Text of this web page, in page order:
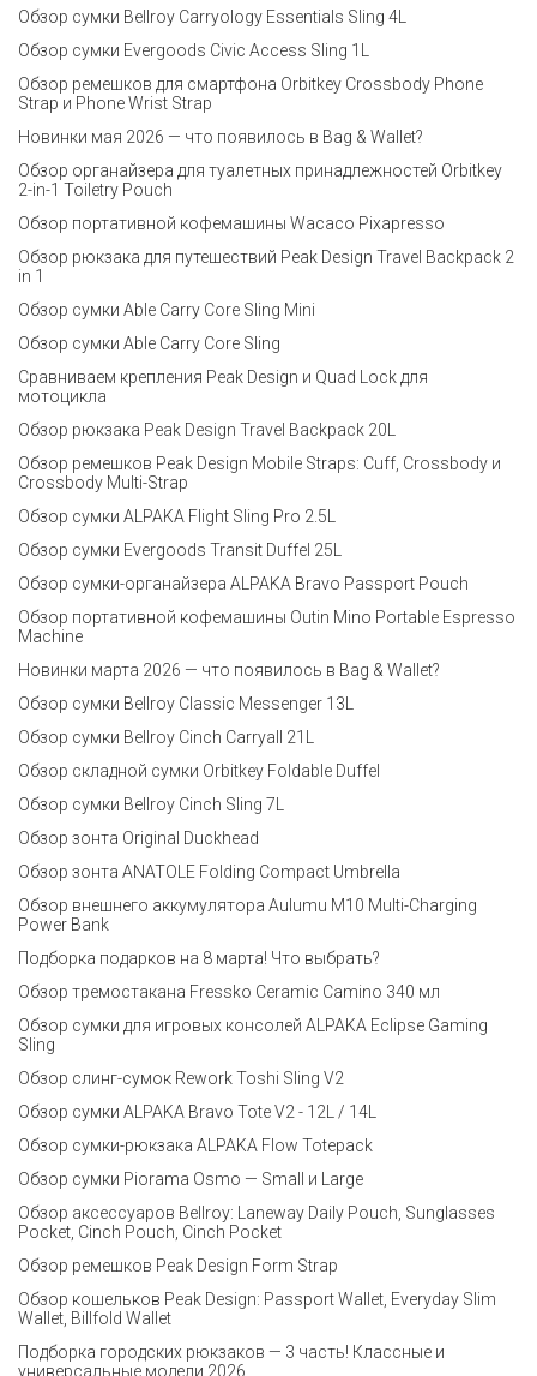
Обзор сумки Bellroy Carryology Essentials Sling 4L
Обзор сумки Evergoods Civic Access Sling 1L
Обзор ремешков для смартфона Orbitkey Crossbody Phone
Strap и Phone Wrist Strap
Новинки мая 2026 — что появилось в Bag & Wallet?
Обзор органайзера для туалетных принадлежностей Orbitkey
2-in-1 Toiletry Pouch
Обзор портативной кофемашины Wacaco Pixapresso
Обзор рюкзака для путешествий Peak Design Travel Backpack 2
in 1
Обзор сумки Able Carry Core Sling Mini
Обзор сумки Able Carry Core Sling
Сравниваем крепления Peak Design и Quad Lock для
мотоцикла
Обзор рюкзака Peak Design Travel Backpack 20L
Обзор ремешков Peak Design Mobile Straps: Cuff, Crossbody и
Crossbody Multi-Strap
Обзор сумки ALPAKA Flight Sling Pro 2.5L
Обзор сумки Evergoods Transit Duffel 25L
Обзор сумки-органайзера ALPAKA Bravo Passport Pouch
Обзор портативной кофемашины Outin Mino Portable Espresso
Machine
Новинки марта 2026 — что появилось в Bag & Wallet?
Обзор сумки Bellroy Classic Messenger 13L
Обзор сумки Bellroy Cinch Carryall 21L
Обзор складной сумки Orbitkey Foldable Duffel
Обзор сумки Bellroy Cinch Sling 7L
Обзор зонта Original Duckhead
Обзор зонта ANATOLE Folding Compact Umbrella
Обзор внешнего аккумулятора Aulumu M10 Multi-Charging
Power Bank
Подборка подарков на 8 марта! Что выбрать?
Обзор тремостакана Fressko Ceramic Camino 340 мл
Обзор сумки для игровых консолей ALPAKA Eclipse Gaming
Sling
Обзор слинг-сумок Rework Toshi Sling V2
Обзор сумки ALPAKA Bravo Tote V2 - 12L / 14L
Обзор сумки-рюкзака ALPAKA Flow Totepack
Обзор сумки Piorama Osmo — Small и Large
Обзор аксессуаров Bellroy: Laneway Daily Pouch, Sunglasses
Pocket, Cinch Pouch, Cinch Pocket
Обзор ремешков Peak Design Form Strap
Обзор кошельков Peak Design: Passport Wallet, Everyday Slim
Wallet, Billfold Wallet
Подборка городских рюкзаков — 3 часть! Классные и
универсальные модели 2026